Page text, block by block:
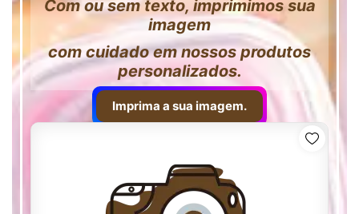
Com ou sem texto, imprimimos sua
imagem
com cuidado em nossos produtos
personalizados.
Imprima a sua imagem.